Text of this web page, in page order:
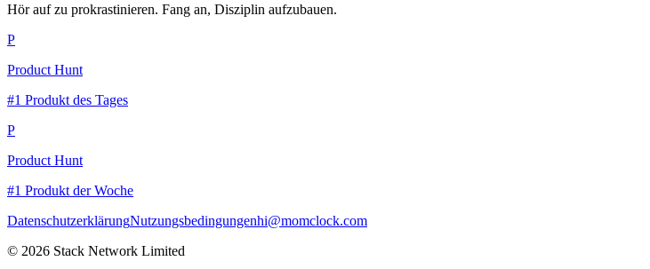
Hör auf zu prokrastinieren. Fang an, Disziplin aufzubauen.
P
Product Hunt
#1 Produkt des Tages
P
Product Hunt
#1 Produkt der Woche
DatenschutzerklärungNutzungsbedingungenhi@momclock.com
© 2026 Stack Network Limited